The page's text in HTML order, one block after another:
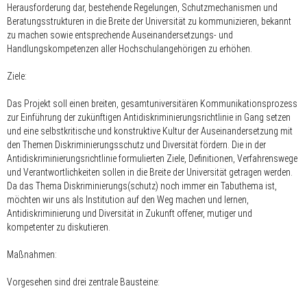
Herausforderung dar, bestehende Regelungen, Schutzmechanismen und
Beratungsstrukturen in die Breite der Universität zu kommunizieren, bekannt
zu machen sowie entsprechende Auseinandersetzungs- und
Handlungskompetenzen aller Hochschulangehörigen zu erhöhen.
Ziele:
Das Projekt soll einen breiten, gesamtuniversitären Kommunikationsprozess
zur Einführung der zukünftigen Antidiskriminierungsrichtlinie in Gang setzen
und eine selbstkritische und konstruktive Kultur der Auseinandersetzung mit
den Themen Diskriminierungsschutz und Diversität fördern. Die in der
Antidiskriminierungsrichtlinie formulierten Ziele, Definitionen, Verfahrenswege
und Verantwortlichkeiten sollen in die Breite der Universität getragen werden.
Da das Thema Diskriminierungs(schutz) noch immer ein Tabuthema ist,
möchten wir uns als Institution auf den Weg machen und lernen,
Antidiskriminierung und Diversität in Zukunft offener, mutiger und
kompetenter zu diskutieren.
Maßnahmen:
Vorgesehen sind drei zentrale Bausteine: